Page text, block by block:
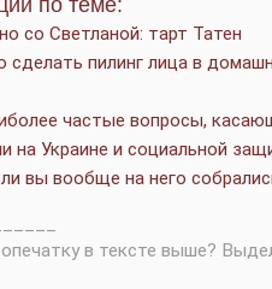
по теме:
со Светланой: тарт Татен
сделать пилинг лица в
частые вопросы,
на Украине и социальной
вы вообще на него
в тексте выше?